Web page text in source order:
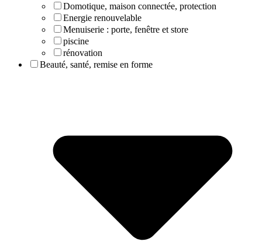
Domotique, maison connectée, protection
Energie renouvelable
Menuiserie : porte, fenêtre et store
piscine
rénovation
Beauté, santé, remise en forme